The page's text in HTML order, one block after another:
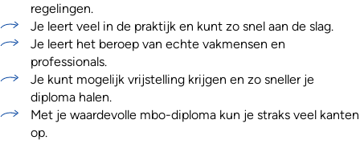
regelingen.
Je leert veel in de praktijk en kunt zo snel aan de slag.
Je leert het beroep van echte vakmensen en
professionals.
Je kunt mogelijk vrijstelling krijgen en zo sneller je
diploma halen.
Met je waardevolle mbo-diploma kun je straks veel kanten
op.